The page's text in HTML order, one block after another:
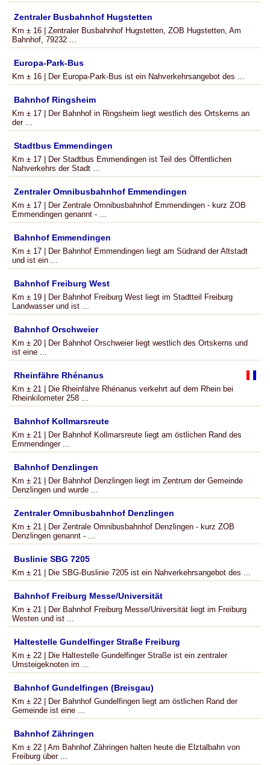
Zentraler Busbahnhof Hugstetten
Km ± 16 | Zentraler Busbahnhof Hugstetten, ZOB Hugstetten, Am
Bahnhof, 79232 ...
Europa-Park-Bus
Km ± 16 | Der Europa-Park-Bus ist ein Nahverkehrsangebot des ...
Bahnhof Ringsheim
Km ± 17 | Der Bahnhof in Ringsheim liegt westlich des Ortskerns an
der ...
Stadtbus Emmendingen
Km ± 17 | Der Stadtbus Emmendingen ist Teil des Öffentlichen
Nahverkehrs der Stadt ...
Zentraler Omnibusbahnhof Emmendingen
Km ± 17 | Der Zentrale Omnibusbahnhof Emmendingen - kurz ZOB
Emmendingen genannt - ...
Bahnhof Emmendingen
Km ± 17 | Der Bahnhof Emmendingen liegt am Südrand der Altstadt
und ist ein ...
Bahnhof Freiburg West
Km ± 19 | Der Bahnhof Freiburg West liegt im Stadtteil Freiburg
Landwasser und ist ...
Bahnhof Orschweier
Km ± 20 | Der Bahnhof Orschweier liegt westlich des Ortskerns und
ist eine ...
Rheinfähre Rhénanus
Km ± 21 | Die Rheinfähre Rhénanus verkehrt auf dem Rhein bei
Rheinkilometer 258 ...
Bahnhof Kollmarsreute
Km ± 21 | Der Bahnhof Kollmarsreute liegt am östlichen Rand des
Emmendinger ...
Bahnhof Denzlingen
Km ± 21 | Der Bahnhof Denzlingen liegt im Zentrum der Gemeinde
Denzlingen und wurde ...
Zentraler Omnibusbahnhof Denzlingen
Km ± 21 | Der Zentrale Omnibusbahnhof Denzlingen - kurz ZOB
Denzlingen genannt - ...
Buslinie SBG 7205
Km ± 21 | Die SBG-Buslinie 7205 ist ein Nahverkehrsangebot des ...
Bahnhof Freiburg Messe/Universität
Km ± 21 | Der Bahnhof Freiburg Messe/Universität liegt im Freiburg
Westen und ist ...
Haltestelle Gundelfinger Straße Freiburg
Km ± 22 | Die Haltestelle Gundelfinger Straße ist ein zentraler
Umsteigeknoten im ...
Bahnhof Gundelfingen (Breisgau)
Km ± 22 | Der Bahnhof Gundelfingen liegt am östlichen Rand der
Gemeinde ist eine ...
Bahnhof Zähringen
Km ± 22 | Am Bahnhof Zähringen halten heute die Elztalbahn von
Freiburg über ...